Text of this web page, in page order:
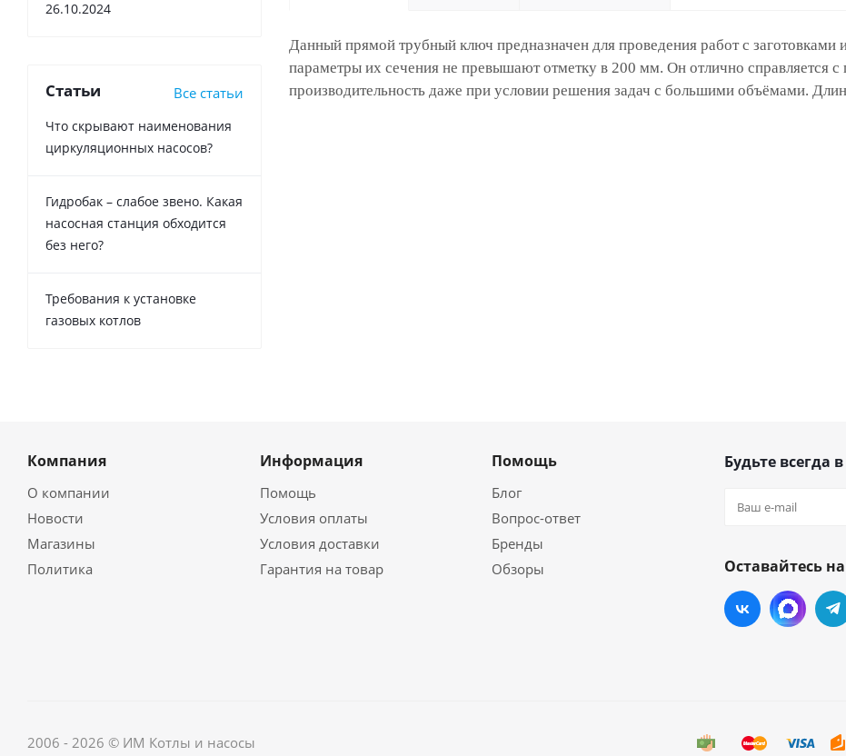
Данный прямой трубный ключ предназначен для проведения работ с заготовками
параметры их сечения не превышают отметку в 200 мм. Он отлично справляется
производительность даже при условии решения задач с большими объёмами.
26.10.2024
Статьи Все статьи
Что скрывают наименования
циркуляционных насосов?
Гидробак – слабое звено. Какая
насосная станция обходится
без него?
Требования к установке
газовых котлов
Компания
О компании
Новости
Магазины
Политика
Информация
Помощь
Условия оплаты
Условия доставки
Гарантия на товар
Помощь
Блог
Вопрос-ответ
Бренды
Обзоры
Будьте всегда
Оставайтесь
2006 - 2026 © ИМ Котлы и насосы